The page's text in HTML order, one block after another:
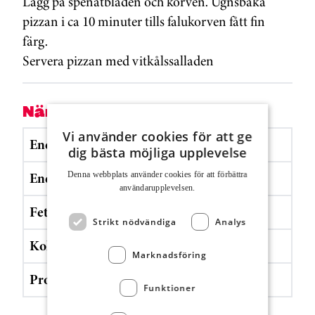
pizzan i ca 10 minuter tills falukorven fått fin
färg.
Servera pizzan med vitkålssalladen
Näringsvärde Per portion
Energi (kJ)
1369.9 kJ
Energi (kcal)
324.6 kcal
Fett
Kolhydrater
Protein
Vi använder cookies för att ge
dig bästa möjliga upplevelse
Denna webbplats använder cookies för att för­bättra
användar­upplevelsen.
Strikt nödvändiga Analys
Marknadsföring
Funktioner